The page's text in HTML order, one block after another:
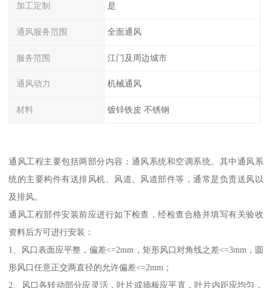
加工定制 是
通风服务范围 全面通风
服务范围 江门及周边城市
通风动力 机械通风
材料 镀锌铁皮 不锈钢
通风工程主要包括两部分内容：通风系统和空调系统。其中通风系
统的主要构件有送排风机、风道、风道部件等，通常是负责送风以
及排风。
通风工程部件安装前应进行如下检查，经检查合格并填写有关验收
资料后方可进行安装：
1、风口表面应平整，偏差<=2mm，矩形风口对角线之差<=3mm，圆
形风口任意正交两直径的允许偏差<=2mm；
2、风口各转动部分应灵活，叶片或插板应平直，叶片内距应均匀，